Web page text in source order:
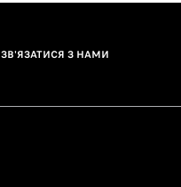
ЗВ'ЯЗАТИСЯ З НАМИ